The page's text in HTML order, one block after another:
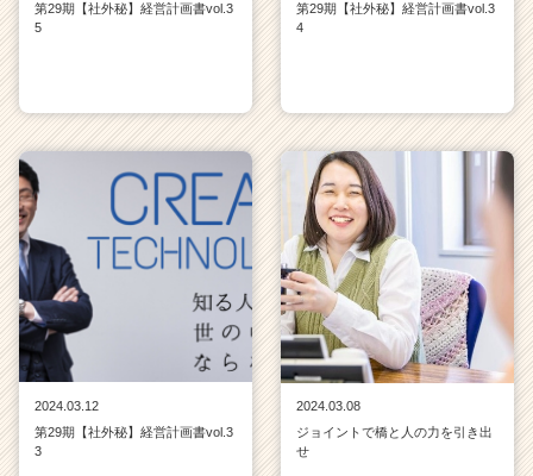
（C
h
e
e
r
C
a
r
e
e
r）
第29期【社外秘】経営計画書vol.3
5
第29期【社外秘】経営計画書vol.3
4
2024.03.12
第29期【社外秘】経営計画書vol.3
3
2024.03.08
ジョイントで橋と人の力を引き出
せ